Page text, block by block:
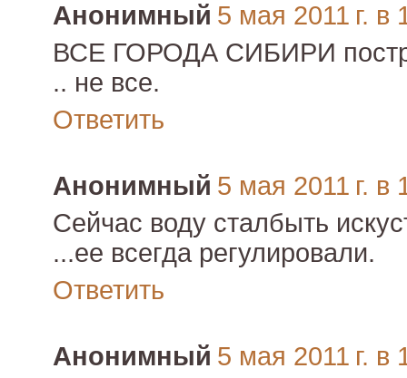
Анонимный 5 мая 2011 г. в
ВСЕ ГОРОДА СИБИРИ
.. не все.
Ответить
Анонимный 5 мая 2011 г. в
Сейчас воду сталбыть
...ее всегда регулировали.
Ответить
Анонимный 5 мая 2011 г. в